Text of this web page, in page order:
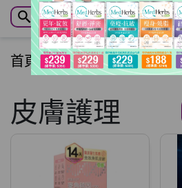
首頁/皮膚護理
皮膚護理